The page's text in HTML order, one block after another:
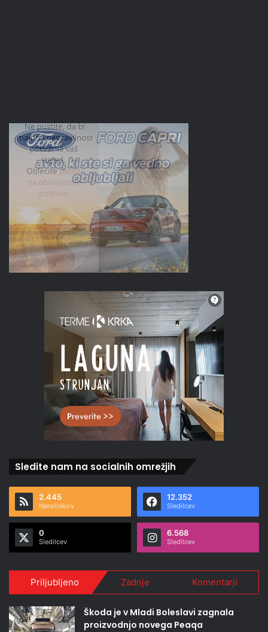
Sledite nam na socialnih omrežjih
2.445
Naročnikov
12.352
Sledilcev
0
Sledilcev
6.568
Sledilcev
Priljubljeno Zadnje Komentarji
Škoda je v Mladi Boleslavi zagnala
proizvodnjo novega Peaqa